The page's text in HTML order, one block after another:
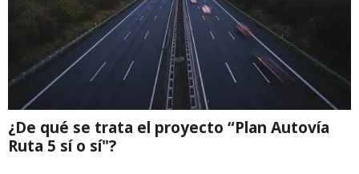
¿De qué se trata el proyecto “Plan Autovía
Ruta 5 sí o sí"?